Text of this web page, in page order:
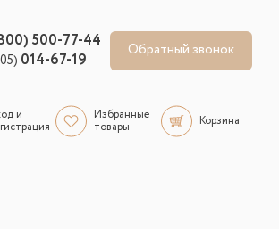
500-77-44
014-67-19 Обратный звонок
и
Избранные
товары
Корзина